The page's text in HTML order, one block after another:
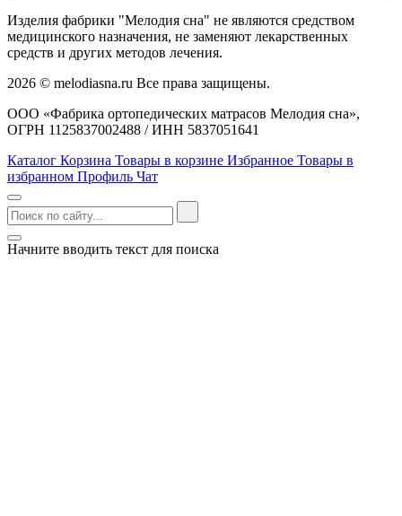
Изделия фабрики "Мелодия сна" не являются средством
медицинского назначения, не заменяют лекарственных
средств и других методов лечения.
2026 © melodiasna.ru Все права защищены.
ООО «Фабрика ортопедических матрасов Мелодия сна»,
ОГРН 1125837002488 / ИНН 5837051641
Каталог Корзина Товары в корзине Избранное Товары в
избранном Профиль Чат
Начните вводить текст для поиска